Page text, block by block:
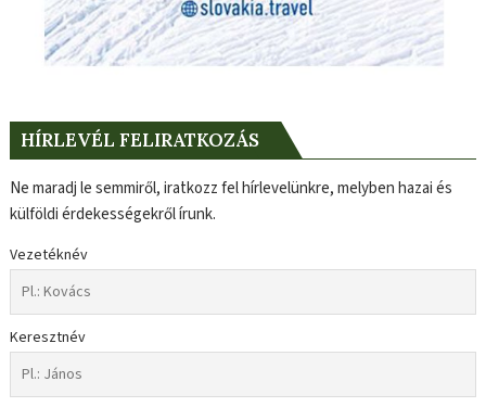
HÍRLEVÉL FELIRATKOZÁS
Ne maradj le semmiről, iratkozz fel hírlevelünkre, melyben hazai és
külföldi érdekességekről írunk.
Vezetéknév
Keresztnév